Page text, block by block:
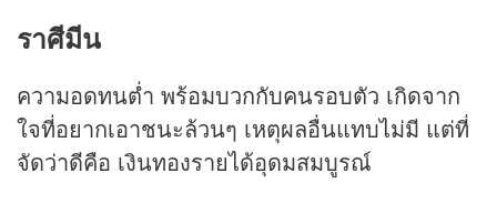
ราศีมีน
ความอดทนต่ำ พร้อมบวกกับคนรอบตัว เกิดจาก
ใจที่อยากเอาชนะล้วนๆ เหตุผลอื่นแทบไม่มี แต่ที่
จัดว่าดีคือ เงินทองรายได้อุดมสมบูรณ์